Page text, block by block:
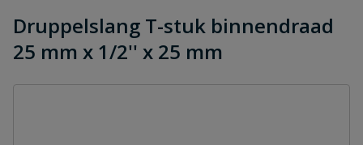
Druppelslang T-stuk binnendraad
25 mm x 1/2'' x 25 mm